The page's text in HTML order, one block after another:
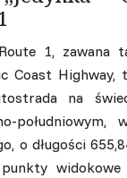
1, zawana
Coast Highway,
na
południowym,
o długości